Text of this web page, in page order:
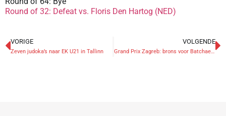
Round of 32: Defeat vs. Floris Den Hartog (NED)
VORIGE
Zeven judoka’s naar EK U21 in Tallinn
VOLGENDE
Grand Prix Zagreb: brons voor Batchaev, 7de plaats voor Petit